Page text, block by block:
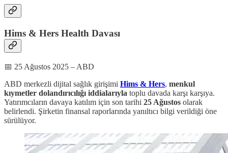
Hims & Hers Health Davası
📅 25 Ağustos 2025 – ABD
ABD merkezli dijital sağlık girişimi Hims & Hers, menkul
kıymetler dolandırıcılığı iddialarıyla toplu davada karşı karşıya.
Yatırımcıların davaya katılım için son tarihi 25 Ağustos olarak
belirlendi. Şirketin finansal raporlarında yanıltıcı bilgi verildiği öne
sürülüyor.